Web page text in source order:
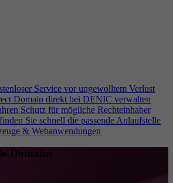
Service vor ungewolltem Verlust
Domain direkt bei DENIC verwalten
Schutz für mögliche Rechteinhaber
Sie schnell die passende Anlaufstelle
& Webanwendungen
Domains